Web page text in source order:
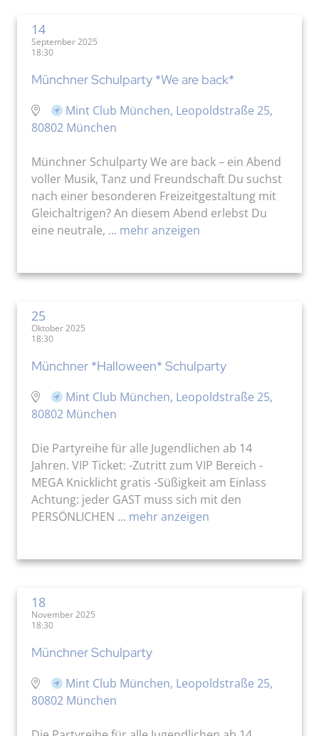
14
September 2025
18:30
Münchner Schulparty *We are back*
Mint Club München, Leopoldstraße 25,
80802 München
Münchner Schulparty We are back – ein Abend
voller Musik, Tanz und Freundschaft Du suchst
nach einer besonderen Freizeitgestaltung mit
Gleichaltrigen? An diesem Abend erlebst Du
eine neutrale, ... mehr anzeigen
25
Oktober 2025
18:30
Münchner *Halloween* Schulparty
Mint Club München, Leopoldstraße 25,
80802 München
Die Partyreihe für alle Jugendlichen ab 14
Jahren. VIP Ticket: -Zutritt zum VIP Bereich -
MEGA Knicklicht gratis -Süßigkeit am Einlass
Achtung: jeder GAST muss sich mit den
PERSÖNLICHEN ... mehr anzeigen
18
November 2025
18:30
Münchner Schulparty
Mint Club München, Leopoldstraße 25,
80802 München